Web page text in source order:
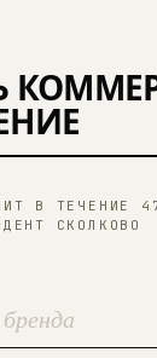
В ТЕЧЕНИЕ
СКОЛКОВО